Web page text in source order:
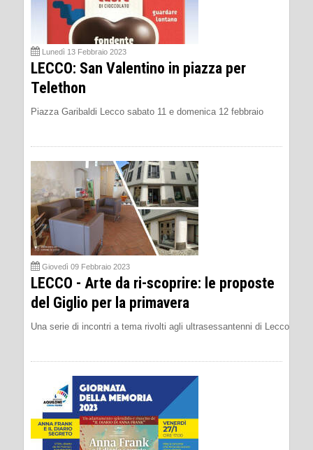
Lunedì 13 Febbraio 2023
LECCO: San Valentino in piazza per
Telethon
Piazza Garibaldi Lecco sabato 11 e domenica 12 febbraio
Giovedì 09 Febbraio 2023
LECCO - Arte da ri-scoprire: le proposte
del Giglio per la primavera
Una serie di incontri a tema rivolti agli ultrasessantenni di Lecco